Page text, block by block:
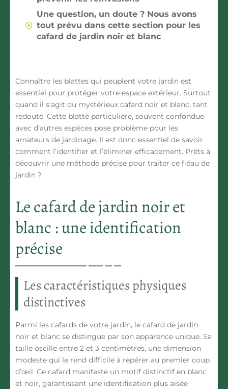
Une question, un doute ? Nous avons
tout prévu dans cette section pour les
cafard de jardin noir et blanc
Connaître les blattes qui peuplent votre jardin est
essentiel pour protéger votre espace extérieur. Surtout
quand il s’agit du mystérieux cafard noir et blanc, tant
redouté. Cette blatte particulière, souvent confondue
avec d’autres espèces pose problème pour les
amateurs de jardinage. Il est donc essentiel de savoir
comment l’identifier et l’éliminer efficacement. Prêts à
découvrir une méthode précise pour traiter ce fléau de
jardin ?
Le cafard de jardin noir et
blanc : une identification
précise
Les caractéristiques physiques
distinctives
Parmi les cafards de votre jardin, le cafard de jardin
noir et blanc se distingue par son apparence unique. Sa
taille oscille entre 2 et 3 centimètres, une dimension
modeste qui le rend difficile à repérer au premier coup
d’œil. Ce cafard manifeste un motif distinctif en blanc
et noir, garantissant une identification plus aisée